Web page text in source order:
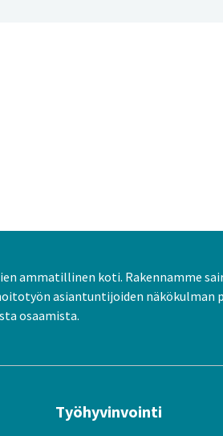
ammatillinen koti. Rakennamme
asiantuntijoiden näkökulman
osaamista.
Työhyvinvointi